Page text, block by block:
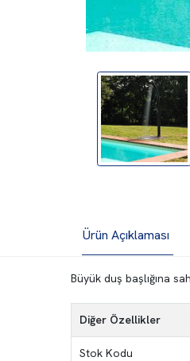
Ürün Açıklaması
Büyük duş başlığına
Diğer Özellikler
Stok Kodu